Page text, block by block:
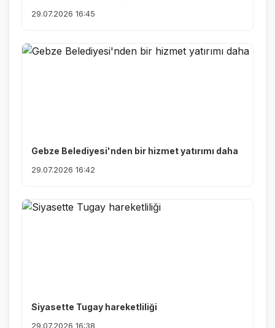
29.07.2026 16:45
Gebze Belediyesi'nden bir hizmet yatırımı daha
29.07.2026 16:42
Siyasette Tugay hareketliliği
29.07.2026 16:38